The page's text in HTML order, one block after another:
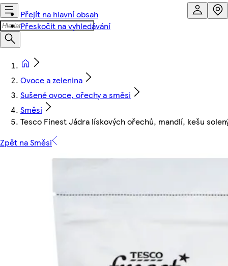
Přejít na hlavní obsah
Přeskočit na vyhledávání
Ovoce a zelenina
Sušené ovoce, ořechy a směsi
Směsi
Tesco Finest Jádra lískových ořechů, mandlí, kešu
Zpět na Směsi